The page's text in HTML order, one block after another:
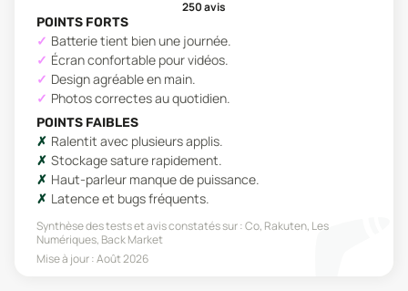
250avis
POINTS FORTS
Batterie tient bien une journée.
Écran confortable pour vidéos.
Design agréable en main.
Photos correctes au quotidien.
POINTS FAIBLES
Ralentit avec plusieurs applis.
Stockage sature rapidement.
Haut-parleur manque de puissance.
Latence et bugs fréquents.
Synthèse des tests et avis constatés sur :Co, Rakuten, Les
Numériques, Back Market
Mise à jour :Août 2026